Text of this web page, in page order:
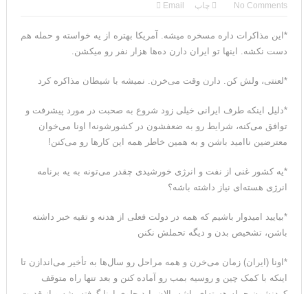
ایران را می‌گیرد
۱۰ تریلیون دلار؛ چگونه جرایم سایبری به سومین اقتصاد بزرگ جهان
جمهوری‌خواهان است
تنگه هرمز؛ از سخنان تازه ترامپ چنین برمیآید که توافقی به دست
نیامده است
فیلم؛ هشدار قاطعانه نتانیاهو به پاسدار احمد وحیدی، سرکرده
سپاه پاسداران
سنتکام: ما همچنان به اعمال محاصره علیه رژیم ایران ادامه
No Comments
چاپ Email
*این مذاکرات داره مسخره میشه. آمریکا بهتره از یه خواسته و حمله هم
دست نکشه. اینها تو ایران دارن ده‌ها هزار نفر رو میکشن.
*لعنتی، ولش کن. دارن وقت می‌خرن. نمیشه با شیطان مذاکره کرد
*دلیل اینکه طرف ایرانی خیلی زود شروع به صحبت در مورد پیشرفت و
توافق می‌کنه، شرایط رو به ضعفشون در کشورشونه! اونا می‌خوان
معترضین ناامید باشن و به همین خاطر همه این کارها رو می‌کنن!
*یه کشور غنی از نفت و انرژی خورشیدی چقدر می‌تونه به یه برنامه
انرژی هسته‌ای نیاز داشته باشه؟
*بیایید امیدوار باشیم که همه در دولت فعلی از هدنه و تقیه خبر داشته
باشن، تشخیص بدن و دیگه تحملش نکنن
*اونا (ایران) زمان می‌خرن و همه مراحل رو سال‌ها به تأخیر می‌اندازن تا
اینکه با کمک چین و روسیه بمب رو آماده کنن و بعد تنها راه متوقف